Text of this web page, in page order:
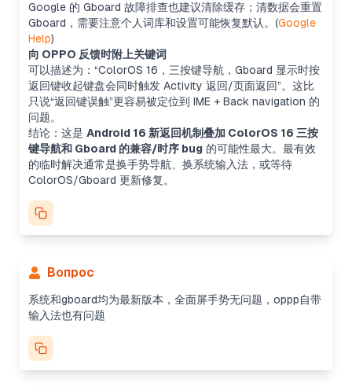
Google 的 Gboard 故障排查也建议清除缓存；清数据会重置
Gboard，需要注意个人词库和设置可能恢复默认。(Google
Help)
向 OPPO 反馈时附上关键词
可以描述为：“ColorOS 16，三按键导航，Gboard 显示时按
返回键收起键盘会同时触发 Activity 返回/页面返回”。这比
只说“返回键误触”更容易被定位到 IME + Back navigation 的
问题。
结论：这是 Android 16 新返回机制叠加 ColorOS 16 三按
键导航和 Gboard 的兼容/时序 bug 的可能性最大。最有效
的临时解决通常是换手势导航、换系统输入法，或等待
ColorOS/Gboard 更新修复。
Вопрос
系统和gboard均为最新版本，全面屏手势无问题，oppp自带
输入法也有问题